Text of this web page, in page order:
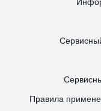
Правила